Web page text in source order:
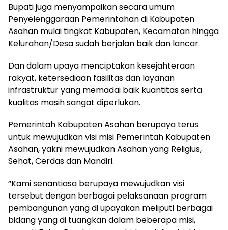
Bupati juga menyampaikan secara umum
Penyelenggaraan Pemerintahan di Kabupaten
Asahan mulai tingkat Kabupaten, Kecamatan hingga
Kelurahan/Desa sudah berjalan baik dan lancar.
Dan dalam upaya menciptakan kesejahteraan
rakyat, ketersediaan fasilitas dan layanan
infrastruktur yang memadai baik kuantitas serta
kualitas masih sangat diperlukan.
Pemerintah Kabupaten Asahan berupaya terus
untuk mewujudkan visi misi Pemerintah Kabupaten
Asahan, yakni mewujudkan Asahan yang Religius,
Sehat, Cerdas dan Mandiri.
“Kami senantiasa berupaya mewujudkan visi
tersebut dengan berbagai pelaksanaan program
pembangunan yang di upayakan meliputi berbagai
bidang yang di tuangkan dalam beberapa misi,